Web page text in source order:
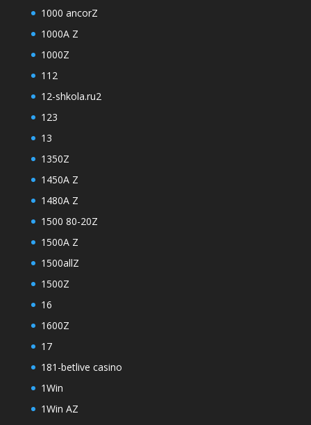
1000 ancorZ
1000A Z
1000Z
112
12-shkola.ru2
123
13
1350Z
1450A Z
1480A Z
1500 80-20Z
1500A Z
1500allZ
1500Z
16
1600Z
17
181-betlive casino
1Win
1Win AZ